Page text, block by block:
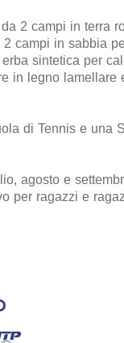
2 campi in terra
campi in sabbia
sintetica per
in legno lamellare
di Tennis e una
agosto e
per ragazzi e